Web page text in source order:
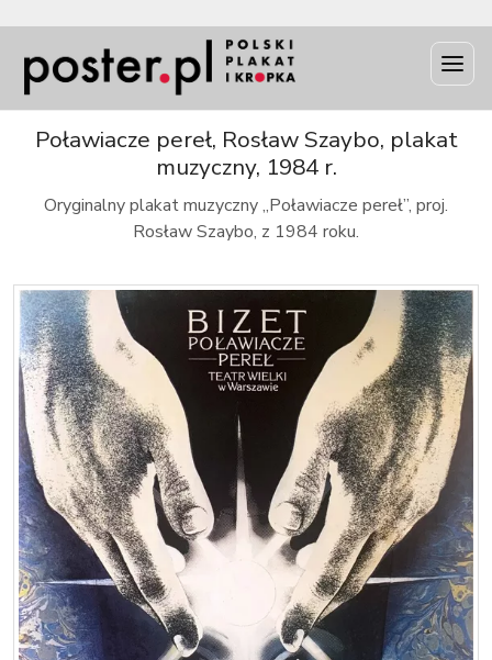
Poławiacze pereł, Rosław Szaybo, plakat
muzyczny, 1984 r.
Oryginalny plakat muzyczny „Poławiacze pereł”, proj.
Rosław Szaybo, z 1984 roku.